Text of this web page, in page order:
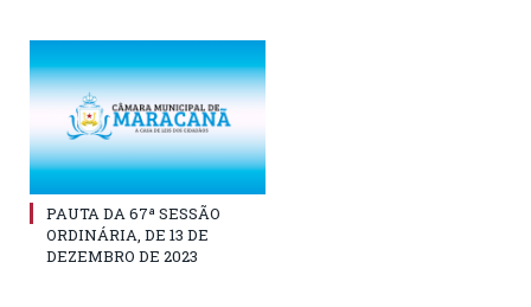
PAUTA DA 67ª SESSÃO
ORDINÁRIA, DE 13 DE
DEZEMBRO DE 2023